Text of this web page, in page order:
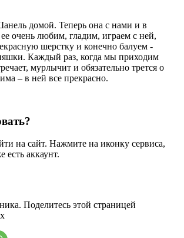
домой. Теперь она с нами и в
очень любим, гладим, играем с ней,
шерстку и конечно балуем -
Каждый раз, когда мы приходим
мурлычит и обязательно трется о
– в ней все прекрасно.
на сайт. Нажмите на иконку сервиса,
есть аккаунт.
Поделитесь этой страницей